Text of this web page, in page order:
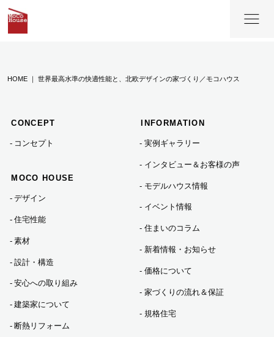
HOME ｜ 世界最高水準の快適性能と、北欧デザインの家づくり／モコハウス
CONCEPT
コンセプト
MOCO HOUSE
デザイン
住宅性能
素材
設計・構造
安心への取り組み
建築家について
断熱リフォーム
INFORMATION
実例ギャラリー
インタビュー＆お客様の声
モデルハウス情報
イベント情報
住まいのコラム
新着情報・お知らせ
価格について
家づくりの流れ＆保証
規格住宅